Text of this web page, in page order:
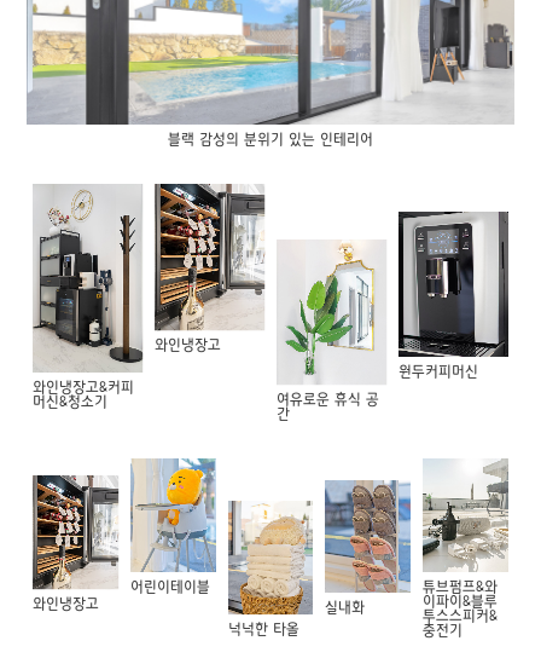
블랙 감성의 분위기 있는 인테리어
와인냉장고&커피
머신&청소기
와인냉장고
여유로운 휴식 공
간
원두커피머신
와인냉장고
어린이테이블
넉넉한 타올
실내화
튜브펌프&와
이파이&블루
투스스피커&
충전기